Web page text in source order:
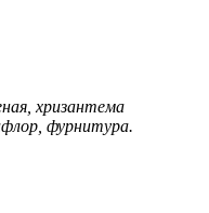
хризантема
фурнитура.